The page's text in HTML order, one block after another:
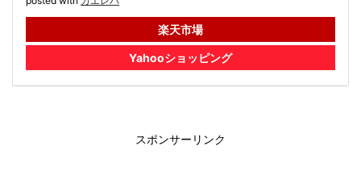
楽天市場
Yahooショッピング
スポンサーリンク